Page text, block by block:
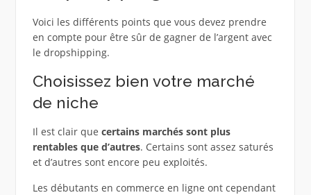
Voici les différents points que vous devez prendre
en compte pour être sûr de gagner de l’argent avec
le dropshipping.
Choisissez bien votre marché
de niche
Il est clair que certains marchés sont plus
rentables que d’autres. Certains sont assez saturés
et d’autres sont encore peu exploités.
Les débutants en commerce en ligne ont cependant